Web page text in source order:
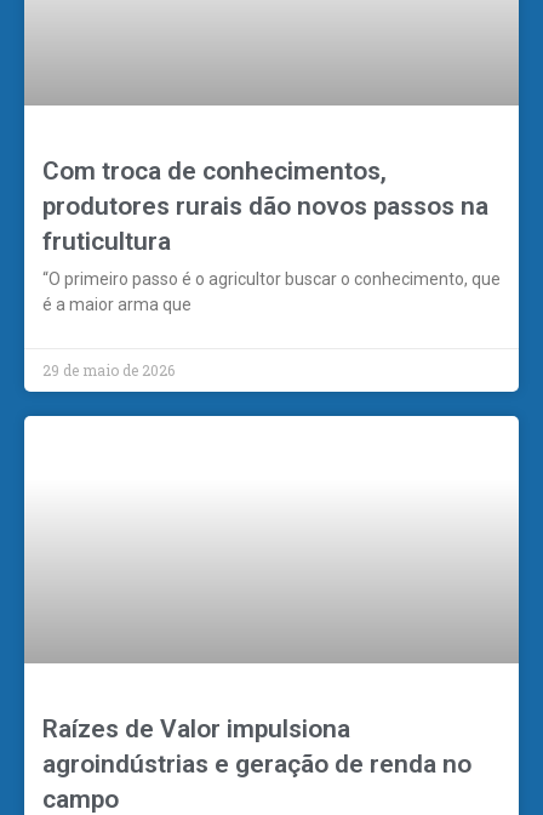
Com troca de conhecimentos,
produtores rurais dão novos passos na
fruticultura
“O primeiro passo é o agricultor buscar o conhecimento, que
é a maior arma que
29 de maio de 2026
Raízes de Valor impulsiona
agroindústrias e geração de renda no
campo